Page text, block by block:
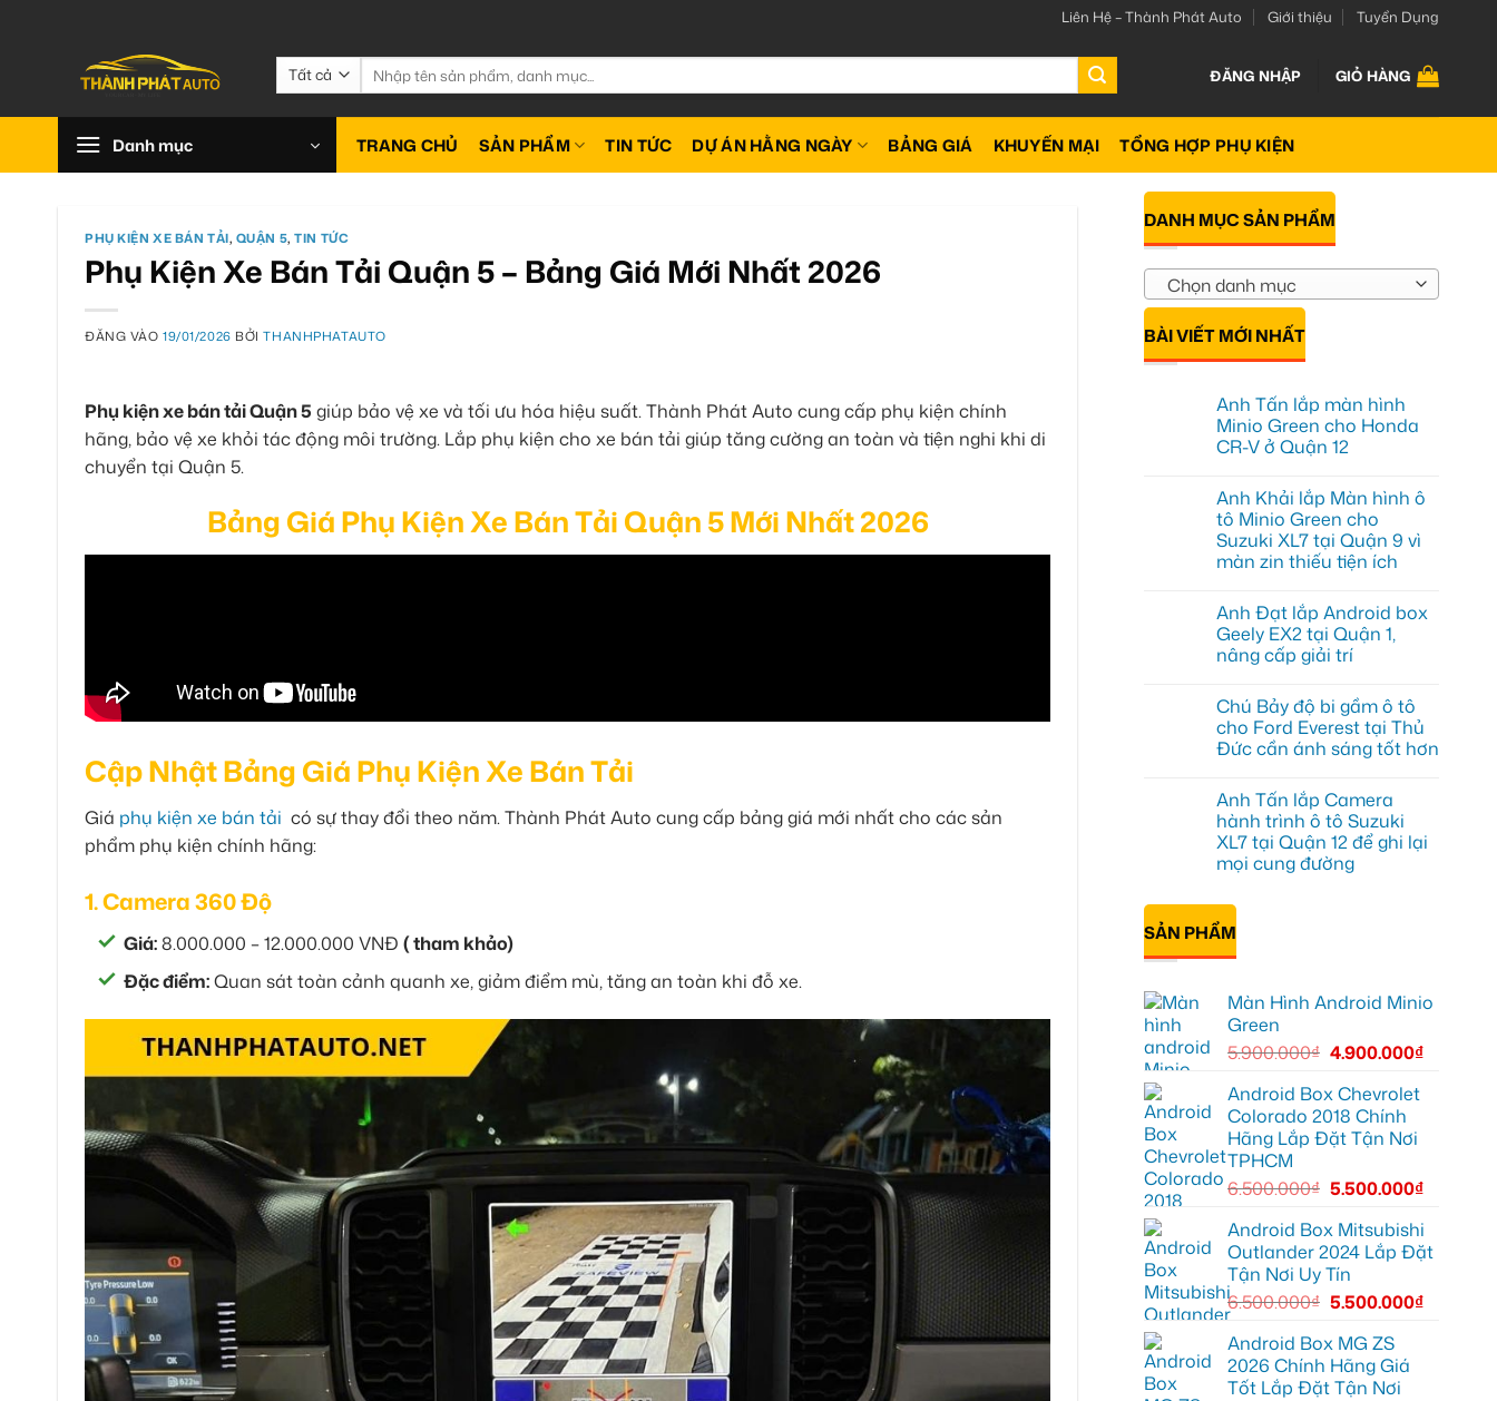
Liên Hệ – Thành Phát Auto Giới thiệu Tuyển Dụng
Tìm
kiếm:
ĐĂNG NHẬP GIỎ HÀNG
Danh mục TRANG CHỦ SẢN PHẨM TIN TỨC DỰ ÁN HẰNG NGÀY BẢNG GIÁ KHUYẾN MẠI TỔNG HỢP PHỤ KIỆN
PHỤ KIỆN XE BÁN TẢI, QUẬN 5,TIN TỨC
Phụ Kiện Xe Bán Tải Quận 5 – Bảng Giá Mới Nhất 2026
ĐĂNG VÀO19/01/2026 BỞITHANHPHATAUTO
Phụ kiện xe bán tải Quận 5 giúp bảo vệ xe và tối ưu hóa hiệu suất. Thành Phát Auto cung cấp phụ kiện chính
hãng, bảo vệ xe khỏi tác động môi trường. Lắp phụ kiện cho xe bán tải giúp tăng cường an toàn và tiện nghi khi di
chuyển tại Quận 5.
Bảng Giá Phụ Kiện Xe Bán Tải Quận 5 Mới Nhất 2026
Cập Nhật Bảng Giá Phụ Kiện Xe Bán Tải
Giá phụ kiện xe bán tải có sự thay đổi theo năm. Thành Phát Auto cung cấp bảng giá mới nhất cho các sản
phẩm phụ kiện chính hãng:
1. Camera 360 Độ
Giá:8.000.000 – 12.000.000 VNĐ ( tham khảo)
Đặc điểm:Quan sát toàn cảnh quanh xe, giảm điểm mù, tăng an toàn khi đỗ xe.
DANH MỤC SẢN PHẨM
Chọn danh mục
BÀI VIẾT MỚI NHẤT
Anh Tấn lắp màn hình
Minio Green cho Honda
CR-V ở Quận 12
bình
luận
ở
Anh
Tấn
lắp
Minio
Green
cho
Honda
ở
Quận
12
Anh Khải lắp Màn hình ô
tô Minio Green cho
Suzuki XL7 tại Quận 9 vì
màn zin thiếu tiện ích
bình
luận
ở
Anh
Màn
hình
ô
tô
Minio
Suzuki
XL7
tại
Quận
9
vì
zin
tiện
Anh Đạt lắp Android box
Geely EX2 tại Quận 1,
nâng cấp giải trí
bình
luận
ở
Anh
Android
box
Geely
EX2
tại
Quận
cấp
giải
trí
Chú Bảy độ bi gầm ô tô
cho Ford Everest tại Thủ
Đức cần ánh sáng tốt hơn
bình
luận
ở
Chú
Bảy
độ
gầm
tô
cho
Ford
Thủ
Đức
cần
ánh
sáng
hơn
Anh Tấn lắp Camera
hành trình ô tô Suzuki
XL7 tại Quận 12 để ghi lại
mọi cung đường
có
luận
ở
Anh
Camera
hành
trình
XL7
tại
Quận
ghi
lại
mọi
SẢN PHẨM
Màn Hình Android Minio
Green
5.900.000₫ 4.900.000₫
Android Box Chevrolet
Colorado 2018 Chính
Hãng Lắp Đặt Tận Nơi
TPHCM
6.500.000₫ 5.500.000₫
Android Box Mitsubishi
Outlander 2024 Lắp Đặt
Tận Nơi Uy Tín
6.500.000₫ 5.500.000₫
Android Box MG ZS
2026 Chính Hãng Giá
Tốt Lắp Đặt Tận Nơi